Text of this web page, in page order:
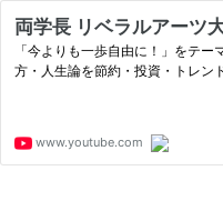
両学長 リベラルアーツ
「今よりも一歩自由に！」をテ
方・人生論を節約・投資・トレン
www.youtube.com